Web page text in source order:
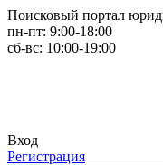
Поисковый портал
пн-пт: 9:00-18:00
сб-вс: 10:00-19:00
Вход
Регистрация